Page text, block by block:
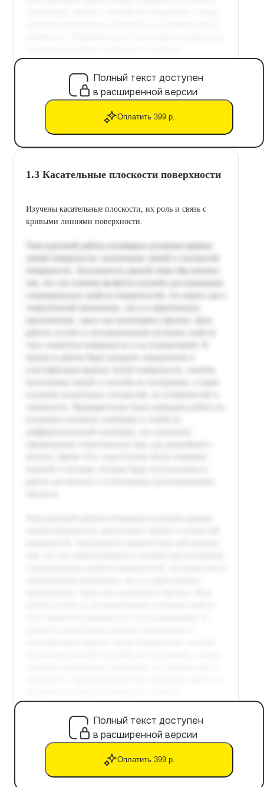
Полный текст доступен
в расширенной версии
Оплатить 399 р.
1.3 Касательные плоскости поверхности
Изучены касательные плоскости, их роль и связь с
кривыми линиями поверхности.
Полный текст доступен
в расширенной версии
Оплатить 399 р.